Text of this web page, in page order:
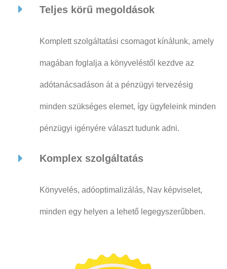
Teljes körű megoldások
Komplett szolgáltatási csomagot kínálunk, amely
magában foglalja a könyveléstől kezdve az
adótanácsadáson át a pénzügyi tervezésig
minden szükséges elemet, így ügyfeleink minden
pénzügyi igényére választ tudunk adni.
Komplex szolgáltatás
Könyvelés, adóoptimalizálás, Nav képviselet,
minden egy helyen a lehető legegyszerűbben.